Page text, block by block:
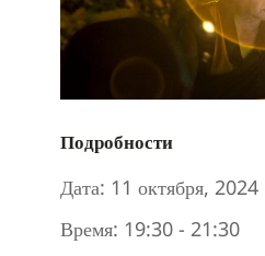
Подробности
Дата: 11 октября, 2024
Время: 19:30 - 21:30